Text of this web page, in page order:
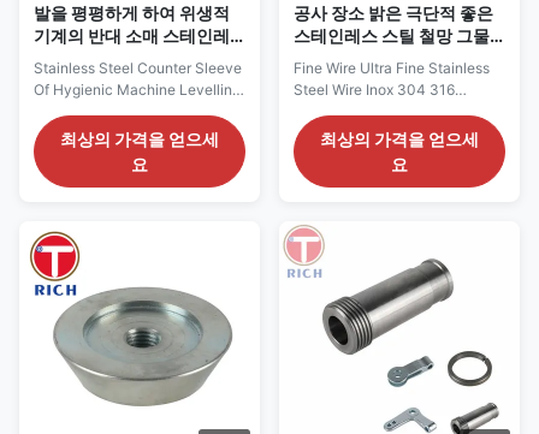
발을 평평하게 하여 위생적
기계의 반대 소매 스테인레
스 강 Cnc 기계가공 부품을
양극 처리하세요
Stainless Steel Counter Sleeve
Of Hygienic Machine Levelling
Foot CNC Machining Parts We
choose SS304 Stainless Steel
(1.4301/X5CrNi18-10) surface
is very smooth and very fine
and couner aleeve closely We
now have our own range of
load feet ...
최상의 가격을 얻으세
요
공사 장소 밝은 극단적 좋은
스테인레스 스틸 철망 그물
304 316
Fine Wire Ultra Fine Stainless
Steel Wire Inox 304 316
Surface Bright Construction
Place Model Content​ Material:
201/202/204/207/207Cu/301/
309LSi/309S/309Si/310/310S/
최상의 가격을 얻으세
요